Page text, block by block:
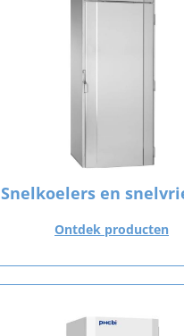
Snelkoelers en
Ontdek producten